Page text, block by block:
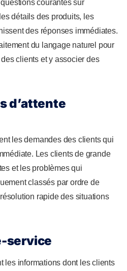
courantes sur
détails des produits, les
des réponses immédiates.
du langage naturel pour
clients et y associer des
d’attente
les demandes des clients qui
Les clients de grande
et les problèmes qui
classés par ordre de
rapide des situations
service
les informations dont les clients